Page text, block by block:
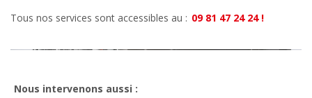
Tous nos services sont accessibles au : 09 81 47 24 24 !
Nous intervenons aussi :